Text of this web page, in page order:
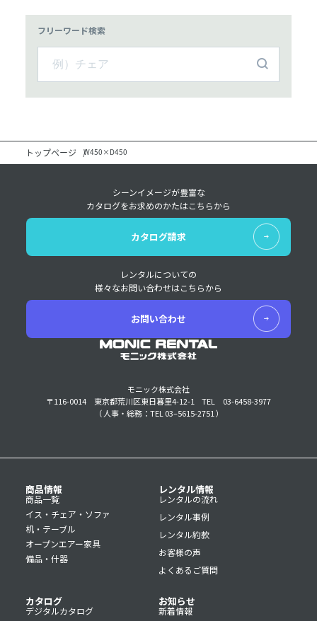
フリーワード検索
トップページ W450×D450
モニック株式会社
〒116-0014 東京都荒川区東日暮里4-12-1
TEL 03-6458-3977
（ 人事・総務：TEL 03–5615-2751 ）
シーンイメージが豊富な
カタログをお求めのかたはこちらから
カタログ請求
レンタルについての
様々なお問い合わせはこちらから
お問い合わせ
商品情報
商品一覧
イス・チェア・ソファ
机・テーブル
オープンエアー家具
備品・什器
レンタル情報
レンタルの流れ
レンタル事例
レンタル約款
お客様の声
よくあるご質問
カタログ
デジタルカタログ
お知らせ
新着情報